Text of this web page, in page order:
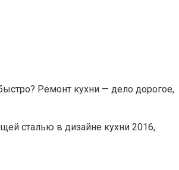
Ремонт кухни — дело дорогое,
сталью в дизайне кухни 2016,